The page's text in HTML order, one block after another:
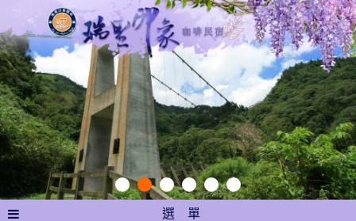
選 單